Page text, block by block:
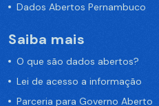
Dados Abertos Pernambuco
Saiba mais
O que são dados abertos?
Lei de acesso a informação
Parceria para Governo Aberto